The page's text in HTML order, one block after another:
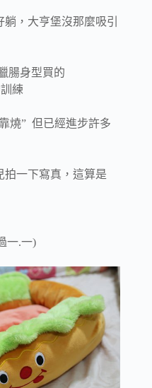
，大亨堡沒那麼吸引
腸身型買的
練
燒” 但已經進步許多
拍一下寫真，這算是
一.一)